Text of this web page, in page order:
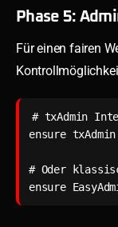
Phase 5:
Für einen fairen
# txAdmin
ensure txAdmin
# Oder
ensure